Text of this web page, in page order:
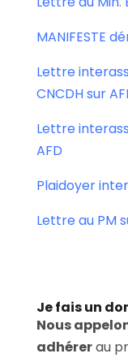
MANIFESTE
Lettre
CNCDH sur
Lettre
AFD
Plaidoyer
Lettre au PM
Je fais un
Nous
adhérerau